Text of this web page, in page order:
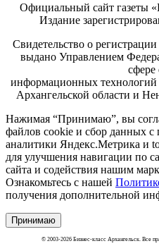
Официальный сайт
Издание
Свидетельство о
выдано Управлением
сфере
информационных
Архангельской области и
Нажимая “Принимаю”, вы
файлов cookie и сбор данных
аналитики Яндекс.Метрика и
для улучшения навигации по
сайта и содействия нашим
Ознакомьтесь с нашей
получения дополнительной
Принимаю
© 2003-2026 Бизнес-класс Архангельск. Все